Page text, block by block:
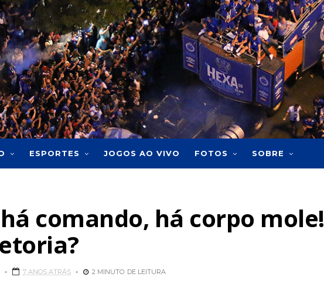
ESPORTES JOGOS AO VIVO FOTOS SOBRE
comando, há corpo mole!
7 ANOS ATRÁS 2 MINUTO DE LEITURA